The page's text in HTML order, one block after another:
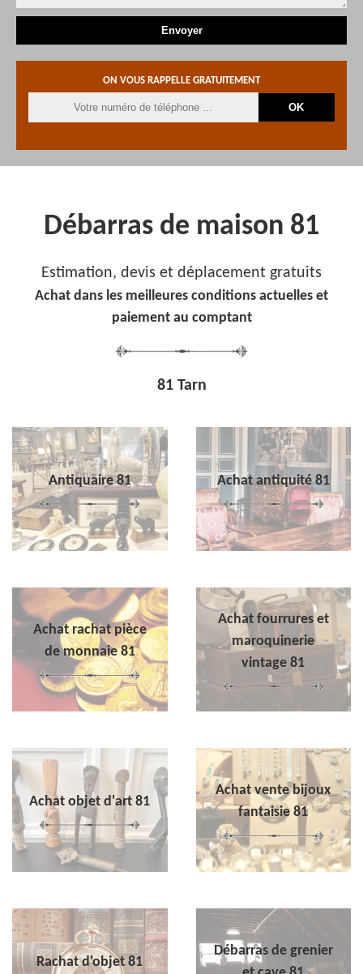
ON VOUS RAPPELLE GRATUITEMENT
Débarras de maison 81
Estimation, devis et déplacement gratuits
Achat dans les meilleures conditions actuelles et
paiement au comptant
81 Tarn
Antiquaire 81 Achat antiquité 81
Achat rachat pièce
de monnaie 81
Achat fourrures et
maroquinerie
vintage 81
Achat objet d'art 81
Achat vente bijoux
fantaisie 81
Rachat d'objet 81
Débarras de grenier